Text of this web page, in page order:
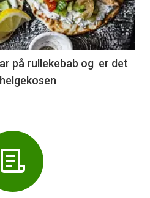
på rullekebab og er det